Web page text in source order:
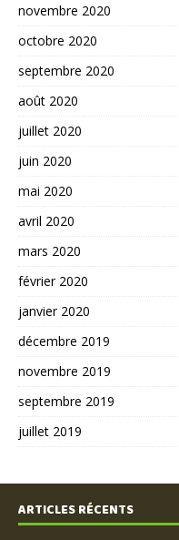
novembre 2020
octobre 2020
septembre 2020
août 2020
juillet 2020
juin 2020
mai 2020
avril 2020
mars 2020
février 2020
janvier 2020
décembre 2019
novembre 2019
septembre 2019
juillet 2019
ARTICLES RÉCENTS